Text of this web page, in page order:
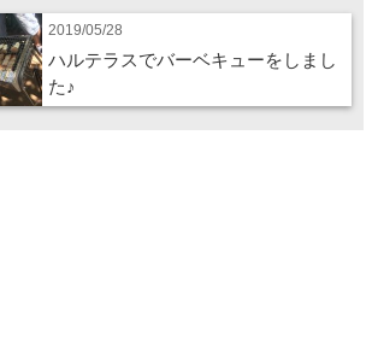
2019/05/28
ハルテラスでバーベキューをしまし
た♪